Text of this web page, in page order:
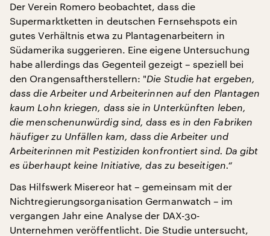
Der Verein Romero beobachtet, dass die
Supermarktketten in deutschen Fernsehspots ein
gutes Verhältnis etwa zu Plantagenarbeitern in
Südamerika suggerieren. Eine eigene Untersuchung
habe allerdings das Gegenteil gezeigt – speziell bei
den Orangensaftherstellern: "Die Studie hat ergeben,
dass die Arbeiter und Arbeiterinnen auf den Plantagen
kaum Lohn kriegen, dass sie in Unterkünften leben,
die menschenunwürdig sind, dass es in den Fabriken
häufiger zu Unfällen kam, dass die Arbeiter und
Arbeiterinnen mit Pestiziden konfrontiert sind. Da gibt
es überhaupt keine Initiative, das zu beseitigen.“
Das Hilfswerk Misereor hat – gemeinsam mit der
Nichtregierungsorganisation Germanwatch – im
vergangen Jahr eine Analyse der DAX-30-
Unternehmen veröffentlicht. Die Studie untersucht,